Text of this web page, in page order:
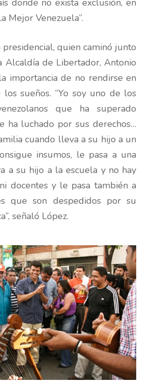
donde no exista exclusión, en
Mejor Venezuela”.
quien caminó junto
Alcaldía de Libertador, Antonio
importancia de no rendirse en
los sueños. “Yo soy uno de los
que ha superado
ha luchado por sus derechos…
cuando lleva a su hijo a un
insumos, le pasa a una
a su hijo a la escuela y no hay
docentes y le pasa también a
que son despedidos por su
señaló López.